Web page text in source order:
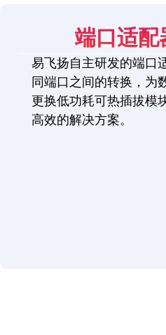
端口适配
易飞扬自主研发的端口
同端口之间的转换，为
更换低功耗可热插拔模
高效的解决方案。